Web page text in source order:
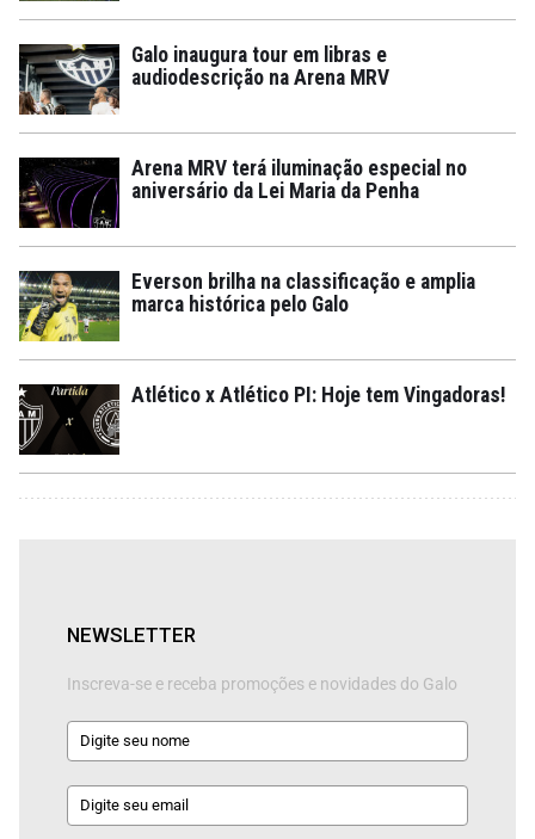
Galo inaugura tour em libras e
audiodescrição na Arena MRV
Arena MRV terá iluminação especial no
aniversário da Lei Maria da Penha
Everson brilha na classificação e amplia
marca histórica pelo Galo
Atlético x Atlético PI: Hoje tem Vingadoras!
NEWSLETTER
Inscreva-se e receba promoções e novidades do Galo